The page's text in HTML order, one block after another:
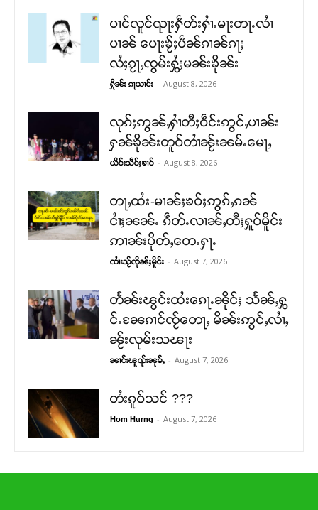
ပၢင်လူင်ၺႃးႁဵတ်းႁၢႆႉမႃးတႃႉလၢႆ
ပၢၼ် ​​ပေႃးၶႂ်ႈပဵၼ်ၵၢၼ်ၵႃႈ
လႆႈၵႂႃႇၸွမ်းႁွႆႈမၼ်းၶိုၼ်း
ႁိုၼ်း ၵႃယၢင်း - August 8, 2026
လုၵ်ႈဢွၼ်ႇႁၢႆတီႈဝဵင်းဢွင်ႇပၢၼ်း
ႁၼ်ၶိုၼ်းတူဝ်တၢႆၼႂ်းၼမ်ႉမေႃႇ
ယိင်းသဵဝ်ႈၶၢဝ် - August 8, 2026
တႃႇထႆး-မၢၼ်ႈၶဝ်ႈဢွၵ်ႇၵၼ်
ငၢႆႈၼၼ်ႉ ၵဵတ်ႉလၢၼ်ႇတီႈႁူဝ်မိူင်း
ဢၢၼ်းပိုတ်ႇတေႉႁႃႉ
ၸၢႆးသႂ်ၸိုၼ်ႈမိူင်း - August 7, 2026
တႅၼ်းၽွင်းထႆးၵေႃႉၼိုင်ႈ သႅၼ်ႇႁွ
င်ႉၼႄၵၢင်ၸႂ်တေႃႇ မိၼ်းဢွင်ႇလၢႆႇ
ၼႂ်းလုမ်းသၽႃး
ၼၢင်းၽူၺ်းၼုမ်ႇ - August 7, 2026
တႆးၵူဝ်သင် ???
Hom Hurng - August 7, 2026